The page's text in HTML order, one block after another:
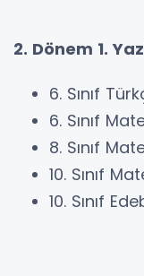
2. Dönem 1.
6. Sınıf
6. Sınıf
8. Sınıf
10. Sınıf
10. Sınıf